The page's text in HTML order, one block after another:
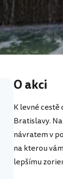
O akci
K levné
Bratislavy.
návratem v
na kterou
lepšímu